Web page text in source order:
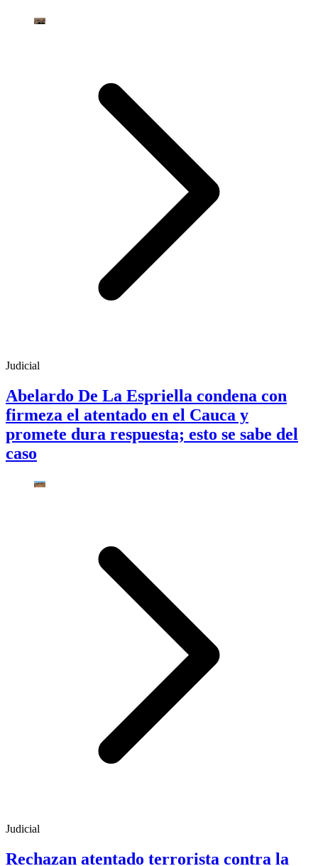
Judicial
Abelardo De La Espriella condena con
firmeza el atentado en el Cauca y
promete dura respuesta; esto se sabe del
caso
Judicial
Rechazan atentado terrorista contra la